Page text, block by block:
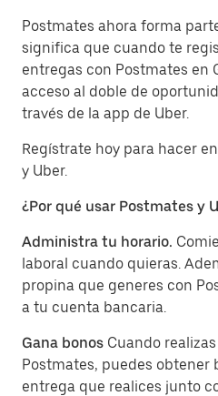
Postmates ahora forma
significa que cuando te
entregas con Postmates en
acceso al doble de
través de la app de Uber.
Regístrate hoy para hacer
y Uber.
¿Por qué usar Postmates y
Administra tu horario.
laboral cuando quieras.
propina que generes con
a tu cuenta bancaria.
Gana bonos Cuando
Postmates, puedes obtener
entrega que realices junto